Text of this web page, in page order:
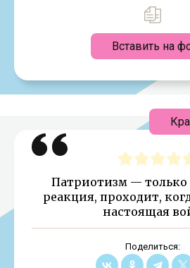
Вставить на
Патриотизм — только
реакция, проходит,
настоящая
Поделиться: